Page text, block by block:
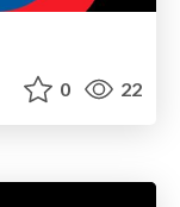
0 22